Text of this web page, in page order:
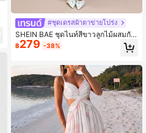
#ชุดเดรสผ้าตาข่ายโปร่ง
SHEIN BAE ชุดไนท์สีขาวลูกไม้ผสมกัน
ของผู้หญิง คอกล่อง ผ้าย่นหน้าอก กระโ
ปรงระบายกึ่งโปร่งใส แฟชั่นหรูหรา
฿279 -38%